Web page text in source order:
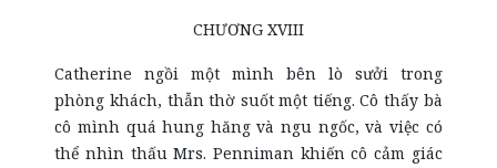
CHƯƠNG XVIII
Catherine ngồi một mình bên lò sưởi trong
phòng khách, thẫn thờ suốt một tiếng. Cô thấy bà
cô mình quá hung hăng và ngu ngốc, và việc có
thể nhìn thấu Mrs. Penniman khiến cô cảm giác